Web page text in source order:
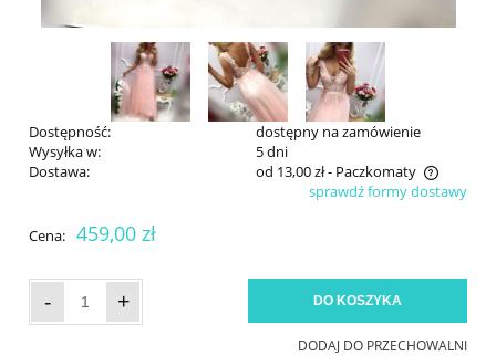
Dostępność:
dostępny na zamówienie
Wysyłka w:
5 dni
Dostawa:
od 13,00 zł- Paczkomaty
Cena nie zawiera ewentualnych kosztów płatnościsprawdź formy dostawy
Cena: 459,00 zł
- + DO KOSZYKA
DODAJ DO PRZECHOWALNI